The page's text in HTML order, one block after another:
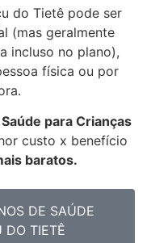
do Tietê pode ser
(mas geralmente
incluso no plano),
física ou por
para Crianças
custo x benefício
baratos.
DE SAÚDE
DO TIETÊ